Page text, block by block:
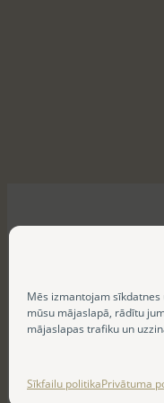
Mēs izmantojam
mūsu mājaslapā, rādītu
mājaslapas trafiku un
Sīkfailu politikaPrivātuma